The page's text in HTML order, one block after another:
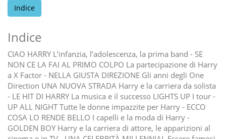
Indice
Indice
CIAO HARRY L’infanzia, l’adolescenza, la prima band - SE
NON CE LA FAI AL PRIMO COLPO La partecipazione di Harry
a X Factor - NELLA GIUSTA DIREZIONE Gli anni degli One
Direction UNA NUOVA STRADA Harry e la carriera da solista
- LE HIT DI HARRY La musica e il successo LIGHTS UP I tour -
UP ALL NIGHT Tutte le donne impazzite per Harry - ECCO
COSA LO RENDE BELLO I capelli e la moda di Harry -
GOLDEN BOY Harry e la carriera di attore, le apparizioni al